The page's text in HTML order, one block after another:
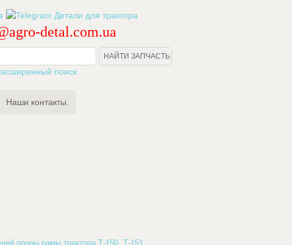
detal.com.ua
поиск
Наши контакты.
опоры рамы трактора Т-150, Т-151